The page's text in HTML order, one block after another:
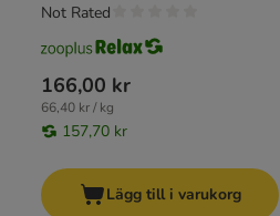
166,00 kr
66,40 kr / kg
157,70 kr
Not Rated
Lägg till i varukorg